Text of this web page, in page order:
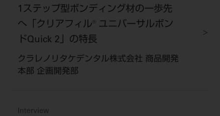
1ステップ型ボンディング材の一歩先
へ「クリアフィル® ユニバーサルボン
ドQuick 2」の特長
クラレノリタケデンタル株式会社 商品開発
本部 企画開発部
Interview